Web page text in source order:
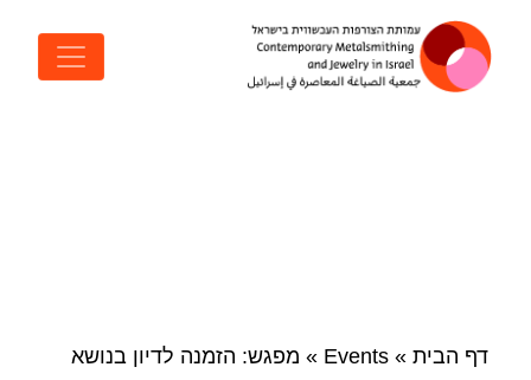
ניווט ראשי
דף הבית»
Events
» מפגש: הזמנה לדיון בנושא